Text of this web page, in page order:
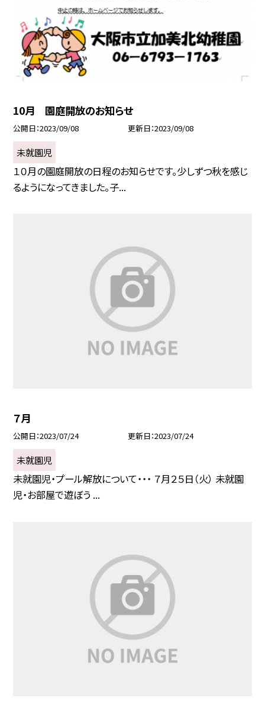
10月 園庭開放のお知らせ
公開日 2023/09/08 更新日 2023/09/08
未就園児
１０月の園庭開放の日程のお知らせです。少しずつ秋を感じ
るようになってきました。子...
７月
公開日 2023/07/24 更新日 2023/07/24
未就園児
未就園児・プール解放について・・・ ７月２５日（火） 未就園
児・お部屋で遊ぼう ...